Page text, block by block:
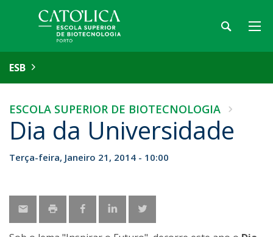
ESB
ESCOLA SUPERIOR DE BIOTECNOLOGIA
Dia da Universidade
Terça-feira, Janeiro 21, 2014 - 10:00